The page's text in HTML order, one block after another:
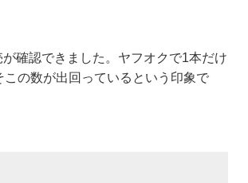
確認できました。ヤフオクで1本だけ
の数が出回っているという印象で